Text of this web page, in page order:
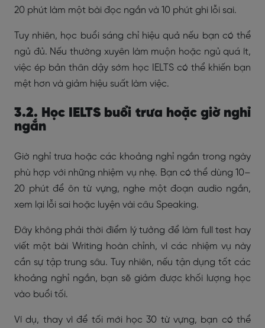
20 phút làm một bài đọc ngắn và 10 phút ghi lỗi sai.
Tuy nhiên, học buổi sáng chỉ hiệu quả nếu bạn có thể
ngủ đủ. Nếu thường xuyên làm muộn hoặc ngủ quá ít,
việc ép bản thân dậy sớm học IELTS có thể khiến bạn
mệt hơn và giảm hiệu suất làm việc.
3.2. Học IELTS buổi trưa hoặc giờ nghỉ
ngắn
Giờ nghỉ trưa hoặc các khoảng nghỉ ngắn trong ngày
phù hợp với những nhiệm vụ nhẹ. Bạn có thể dùng 10–
20 phút để ôn từ vựng, nghe một đoạn audio ngắn,
xem lại lỗi sai hoặc luyện vài câu Speaking.
Đây không phải thời điểm lý tưởng để làm full test hay
viết một bài Writing hoàn chỉnh, vì các nhiệm vụ này
cần sự tập trung sâu. Tuy nhiên, nếu tận dụng tốt các
khoảng nghỉ ngắn, bạn sẽ giảm được khối lượng học
vào buổi tối.
Ví dụ, thay vì để tối mới học 30 từ vựng, bạn có thể